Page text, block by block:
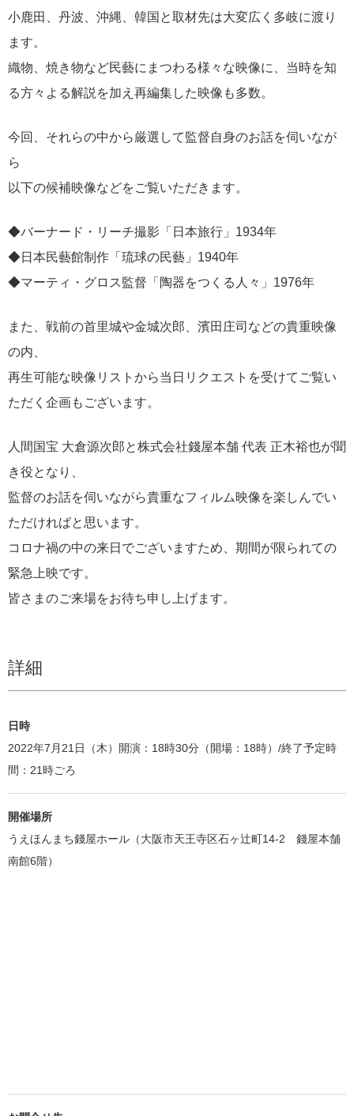
小鹿田、丹波、沖縄、韓国と取材先は大変広く多岐に渡り
ます。
織物、焼き物など民藝にまつわる様々な映像に、当時を知
る方々よる解説を加え再編集した映像も多数。
今回、それらの中から厳選して監督自身のお話を伺いなが
ら
以下の候補映像などをご覧いただきます。
◆バーナード・リーチ撮影「日本旅行」1934年
◆日本民藝館制作「琉球の民藝」1940年
◆マーティ・グロス監督「陶器をつくる人々」1976年
また、戦前の首里城や金城次郎、濱田庄司などの貴重映像
の内、
再生可能な映像リストから当日リクエストを受けてご覧い
ただく企画もございます。
人間国宝 大倉源次郎と株式会社錢屋本舗 代表 正木裕也が聞
き役となり、
監督のお話を伺いながら貴重なフィルム映像を楽しんでい
ただければと思います。
コロナ禍の中の来日でございますため、期間が限られての
緊急上映です。
皆さまのご来場をお待ち申し上げます。
詳細
日時
2022年7月21日（木）開演：18時30分（開場：18時）/終了予定時
間：21時ごろ
開催場所
うえほんまち錢屋ホール（大阪市天王寺区石ヶ辻町14-2 錢屋本舗
南館6階）